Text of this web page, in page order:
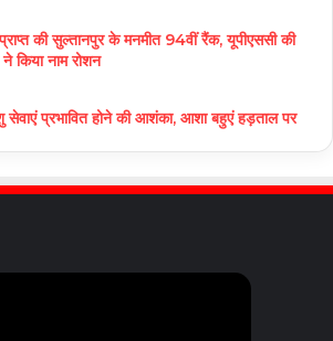
की सुल्तानपुर के मनमीत 94वीं रैंक, यूपीएससी की
किया नाम रोशन
प्रभावित होने की आशंका, आशा बहुएं हड़ताल पर